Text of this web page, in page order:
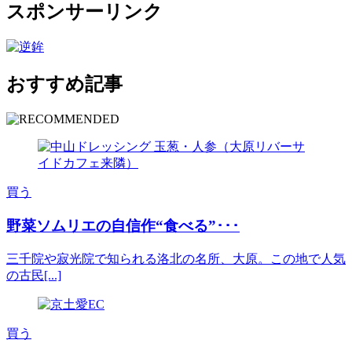
スポンサーリンク
おすすめ記事
買う
野菜ソムリエの自信作“食べる”･･･
三千院や寂光院で知られる洛北の名所、大原。この地で人気
の古民[...]
買う